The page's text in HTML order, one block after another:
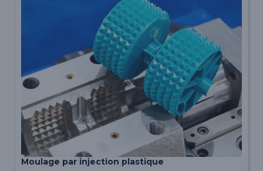
Moulage par injection plastique